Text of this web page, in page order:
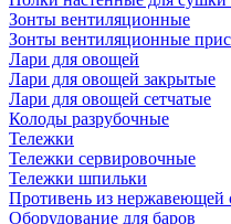
Зонты вентиляционные
Зонты вентиляционные
Лари для овощей
Лари для овощей закрытые
Лари для овощей сетчатые
Колоды разрубочные
Тележки
Тележки сервировочные
Тележки шпильки
Противень из нержавеющей
Оборудование для баров